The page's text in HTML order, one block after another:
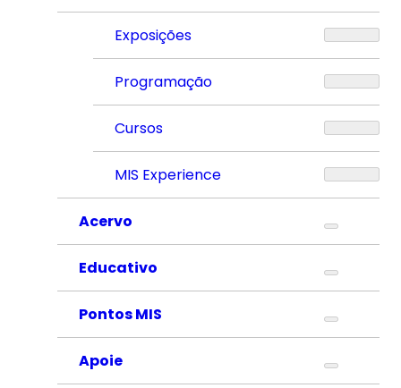
Exposições
Programação
Cursos
MIS Experience
Acervo
Educativo
Pontos MIS
Apoie